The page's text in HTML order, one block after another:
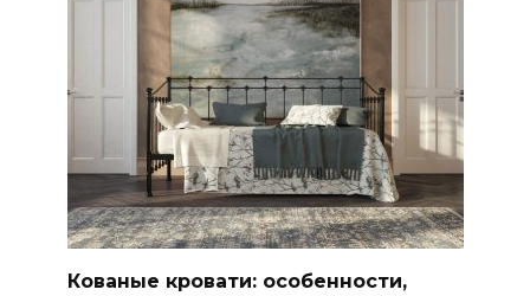
Кованые кровати: особенности,